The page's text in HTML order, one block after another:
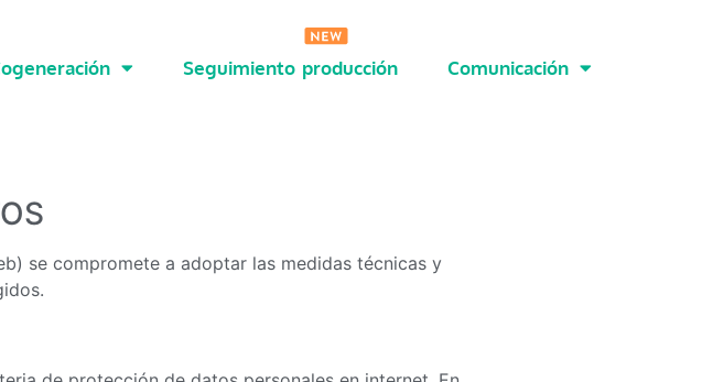
Seguimiento producción Comunicación
se compromete a adoptar las medidas técnicas y